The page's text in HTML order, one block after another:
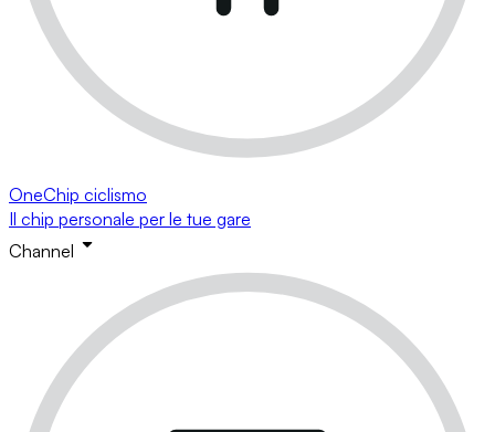
OneChip ciclismo
Il chip personale per le tue gare
Channel